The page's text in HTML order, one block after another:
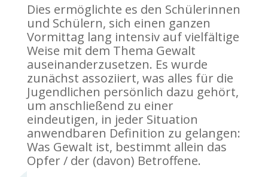
Dies ermöglichte es den Schülerinnen
und Schülern, sich einen ganzen
Vormittag lang intensiv auf vielfältige
Weise mit dem Thema Gewalt
auseinanderzusetzen. Es wurde
zunächst assoziiert, was alles für die
Jugendlichen persönlich dazu gehört,
um anschließend zu einer
eindeutigen, in jeder Situation
anwendbaren Definition zu gelangen:
Was Gewalt ist, bestimmt allein das
Opfer / der (davon) Betroffene.